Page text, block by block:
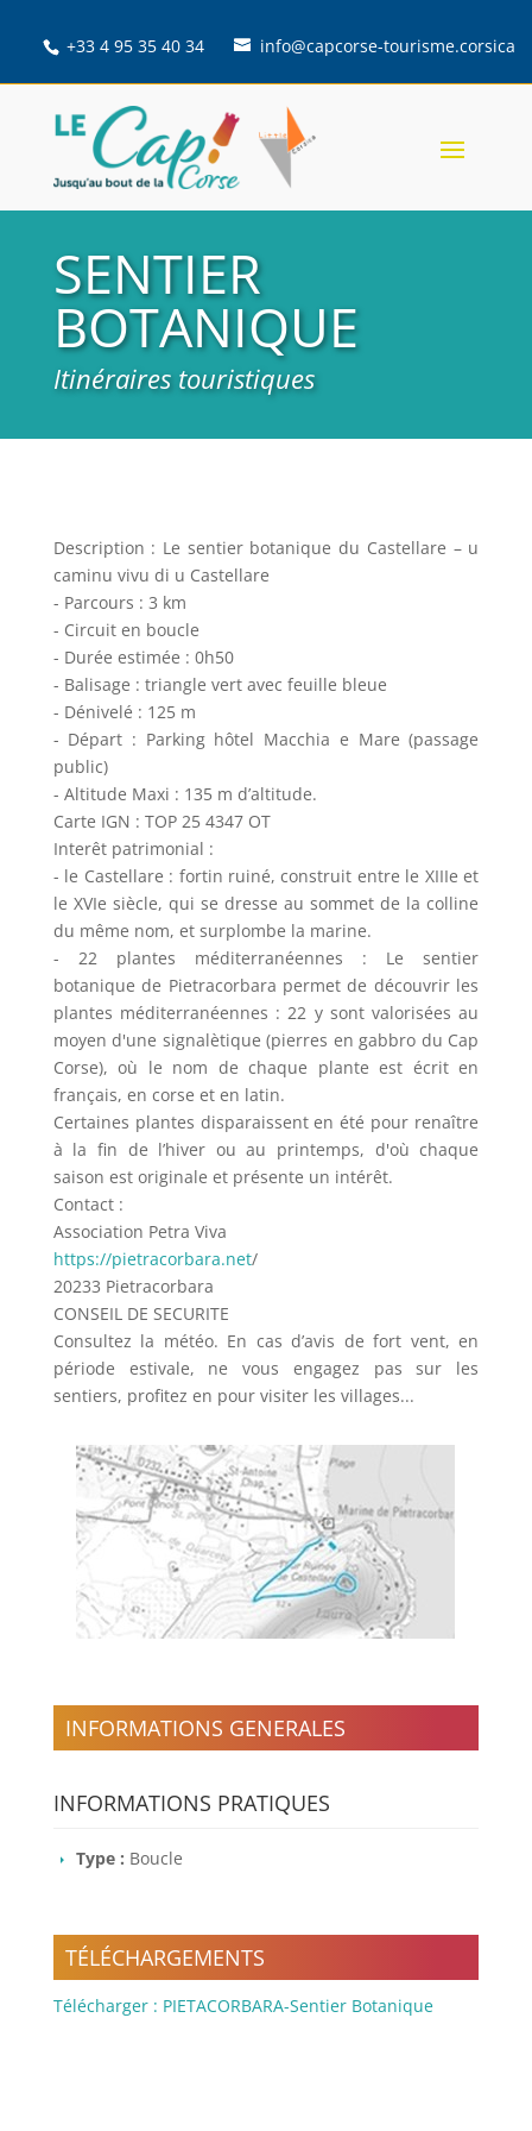
+33 4 95 35 40 34 info@capcorse-tourisme.corsica
SENTIER
BOTANIQUE
Itinéraires touristiques
Description : Le sentier botanique du Castellare – u
caminu vivu di u Castellare
- Parcours : 3 km
- Circuit en boucle
- Durée estimée : 0h50
- Balisage : triangle vert avec feuille bleue
- Dénivelé : 125 m
- Départ : Parking hôtel Macchia e Mare (passage
public)
- Altitude Maxi : 135 m d’altitude.
Carte IGN : TOP 25 4347 OT
Interêt patrimonial :
- le Castellare : fortin ruiné, construit entre le XIIIe et
le XVIe siècle, qui se dresse au sommet de la colline
du même nom, et surplombe la marine.
- 22 plantes méditerranéennes : Le sentier
botanique de Pietracorbara permet de découvrir les
plantes méditerranéennes : 22 y sont valorisées au
moyen d'une signalètique (pierres en gabbro du Cap
Corse), où le nom de chaque plante est écrit en
français, en corse et en latin.
Certaines plantes disparaissent en été pour renaître
à la fin de l’hiver ou au printemps, d'où chaque
saison est originale et présente un intérêt.
Contact :
Association Petra Viva
https://pietracorbara.net/
20233 Pietracorbara
CONSEIL DE SECURITE
Consultez la météo. En cas d’avis de fort vent, en
période estivale, ne vous engagez pas sur les
sentiers, profitez en pour visiter les villages...
INFORMATIONS GENERALES
INFORMATIONS PRATIQUES
Type : Boucle
TÉLÉCHARGEMENTS
Télécharger : PIETACORBARA-Sentier Botanique